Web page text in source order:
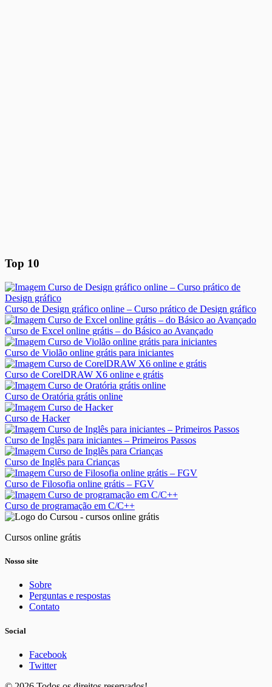
Top 10
Curso de Design gráfico online – Curso prático de Design gráfico
Curso de Excel online grátis – do Básico ao Avançado
Curso de Violão online grátis para iniciantes
Curso de CorelDRAW X6 online e grátis
Curso de Oratória grátis online
Curso de Hacker
Curso de Inglês para iniciantes – Primeiros Passos
Curso de Inglês para Crianças
Curso de Filosofia online grátis – FGV
Curso de programação em C/C++
Cursos online grátis
Nosso site
Sobre
Perguntas e respostas
Contato
Social
Facebook
Twitter